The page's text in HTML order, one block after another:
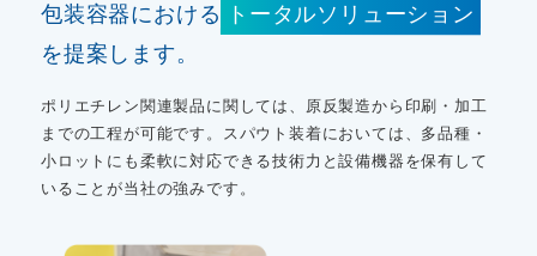
包装容器における トータルソリューション
を提案します。
ポリエチレン関連製品に関しては、原反製造から印刷・加工
までの工程が可能です。スパウト装着においては、多品種・
小ロットにも柔軟に対応できる技術力と設備機器を保有して
いることが当社の強みです。